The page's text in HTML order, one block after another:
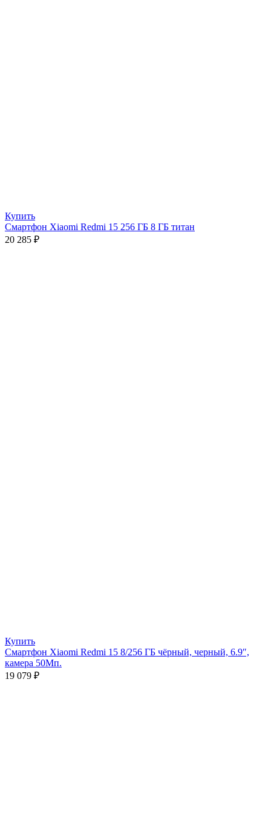
Купить
Смартфон Xiaomi Redmi 15 256 ГБ 8 ГБ титан
20 285 ₽
Купить
Смартфон Xiaomi Redmi 15 8/256 ГБ чёрный, черный, 6.9″,
камера 50Мп.
19 079 ₽